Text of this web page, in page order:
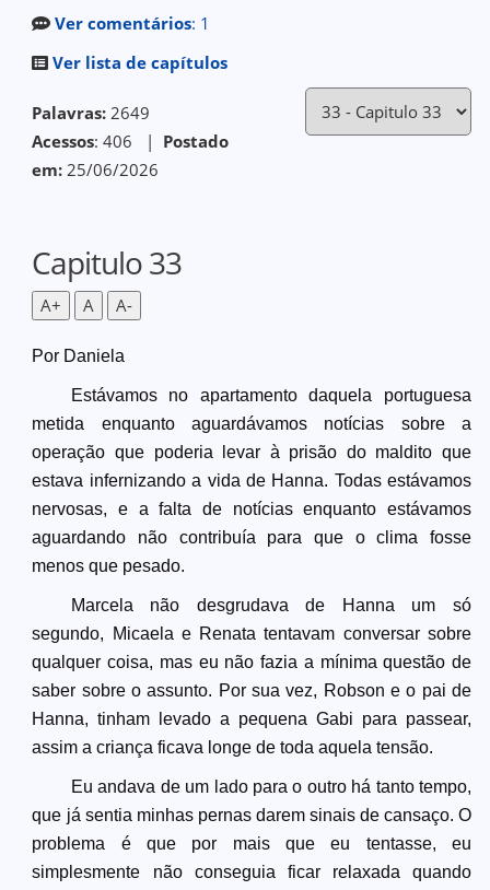
Ver comentários: 1
Ver lista de capítulos
Palavras: 2649
Acessos: 406 | Postado
em: 25/06/2026
Capitulo 33
A+ A A-
Por Daniela
Estávamos no apartamento daquela portuguesa
metida enquanto aguardávamos notícias sobre a
operação que poderia levar à prisão do maldito que
estava infernizando a vida de Hanna. Todas estávamos
nervosas, e a falta de notícias enquanto estávamos
aguardando não contribuía para que o clima fosse
menos que pesado.
Marcela não desgrudava de Hanna um só
segundo, Micaela e Renata tentavam conversar sobre
qualquer coisa, mas eu não fazia a mínima questão de
saber sobre o assunto. Por sua vez, Robson e o pai de
Hanna, tinham levado a pequena Gabi para passear,
assim a criança ficava longe de toda aquela tensão.
Eu andava de um lado para o outro há tanto tempo,
que já sentia minhas pernas darem sinais de cansaço. O
problema é que por mais que eu tentasse, eu
simplesmente não conseguia ficar relaxada quando